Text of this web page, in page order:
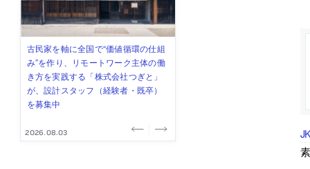
佐々木慧が主宰する「axonometric株
式会社」が、設計スタッフ（経験
者・既卒・2027年新卒）を募集中
2026.08.07
古民家を軸に全国で“価値循環の仕組
み”を作り、リモートワーク主体の働
き方を実践する「株式会社つぎと」
が、設計スタッフ（経験者・既卒）
を募集中
2026.08.03
リノベる株式会社が、設計パートナ
ー (業務委託) を募集中
2026.08.03
社会への影響力のある建築を手掛
け、スタッフ同士で助け合う環境づ
くりも行う「E.A.S.T.architects」
が、設計スタッフ（経験者・既卒・
2027年新卒）を募集中
2026.07.31
代官山を拠点に活動する「梅澤竜也 /
ALA INC.」が、設計スタッフ・アル
バイト・事務職を募集中
2026.07.30